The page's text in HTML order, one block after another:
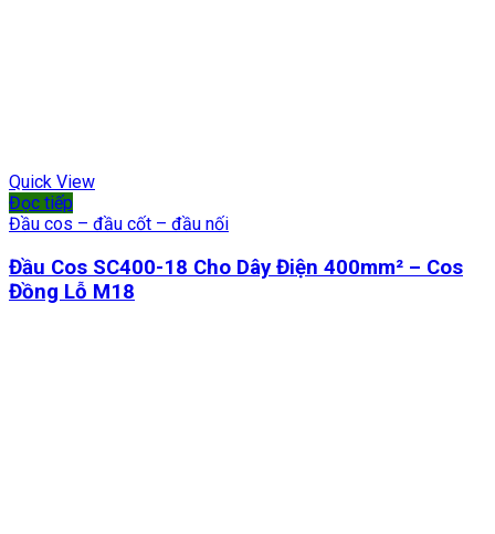
Quick View
Đọc tiếp
Đầu cos – đầu cốt – đầu nối
Đầu Cos SC400-18 Cho Dây Điện 400mm² – Cos
Đồng Lỗ M18